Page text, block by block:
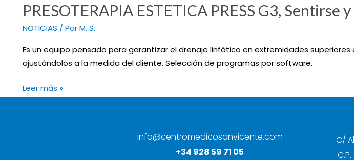
PRESOTERAPIA ESTETICA PRESS G3, Sentirse
NOTICIAS / PorM. S.
Es un equipo pensado para garantizar el drenaje linfático en extremidades
ajustándolos a la medida del cliente. Selección de programas por software.
Leer más »
info@centromedicosanvicente.com
+34 928 59 71 05
C/